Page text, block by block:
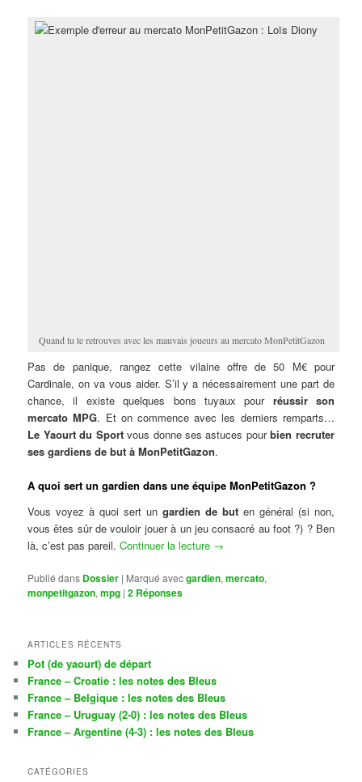
Quand tu te retrouves avec les mauvais joueurs au mercato MonPetitGazon
Pas de panique, rangez cette vilaine offre de 50 M€ pour
Cardinale, on va vous aider. S’il y a nécessairement une part de
chance, il existe quelques bons tuyaux pour réussir son
mercato MPG. Et on commence avec les derniers remparts…
Le Yaourt du Sportvous donne ses astuces pourbien recruter
ses gardiens de but à MonPetitGazon.
A quoi sert un gardien dans une équipe MonPetitGazon ?
Vous voyez à quoi sert un gardien de buten général (si non,
vous êtes sûr de vouloir jouer à un jeu consacré au foot ?) ? Ben
là, c’est pas pareil.Continuer la lecture →
Publié dans Dossier | Marqué avecgardien,mercato,
monpetitgazon,mpg |2 Réponses
ARTICLES RÉCENTS
Pot (de yaourt) de départ
France – Croatie : les notes des Bleus
France – Belgique : les notes des Bleus
France – Uruguay (2-0) : les notes des Bleus
France – Argentine (4-3) : les notes des Bleus
CATÉGORIES